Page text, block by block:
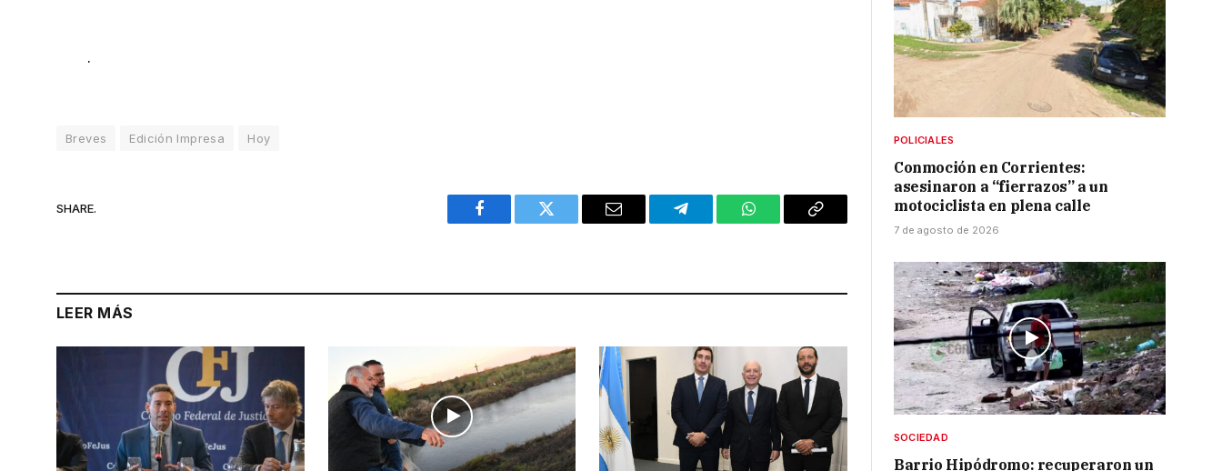
.
Breves Edición Impresa Hoy
SHARE.
Facebook Twitter Email Telegram WhatsAppCopy
LEER MÁS
POLICIALES
Conmoción en Corrientes:
asesinaron a “fierrazos” a un
motociclista en plena calle
7 de agosto de 2026
SOCIEDAD
Barrio Hipódromo: recuperaron un